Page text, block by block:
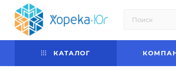
КАТАЛОГ